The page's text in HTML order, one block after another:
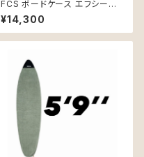
FCS ボードケース エフシーエ
ス 3DxFit Day All Purpose
Cover 6’3” ブラック
¥14,300